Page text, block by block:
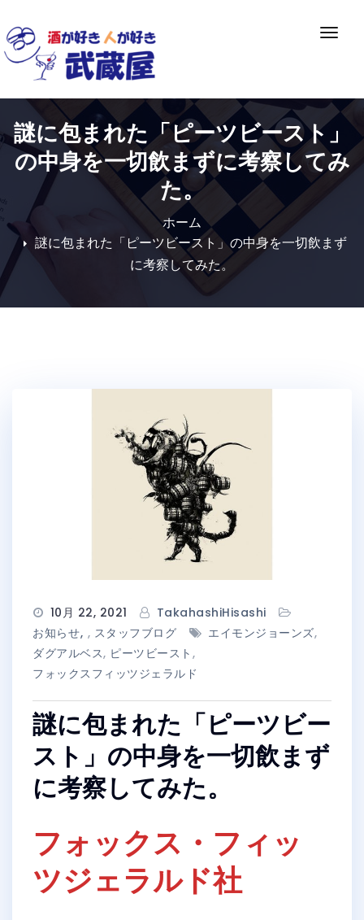
to
content
ナ
ー
シ
ョ
ン
切
り
謎に包まれた「ピーツビースト」
の中身を一切飲まずに考察してみ
た。
ホーム
謎に包まれた「ピーツビースト」の中身を一切飲まず
に考察してみた。
10月 22, 2021
TakahashiHisashi
お知らせ , スタッフブログ エイモンジョーンズ,
ダグアルベス, ピーツビースト ,
フォックスフィッツジェラルド
謎に包まれた「ピーツビー
スト」の中身を一切飲まず
に考察してみた。
フォックス・フィッ
ツジェラルド社